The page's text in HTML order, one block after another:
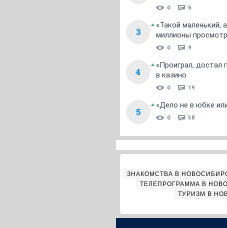
0 6
3
«Такой маленький,
миллионы
0 9
4
«Проиграл, достал
в казино
0 19
5
«Дело не в юбке
0 58
ЗНАКОМСТВА В
ТЕЛЕПРОГРАММА В
ТУРИЗМ В